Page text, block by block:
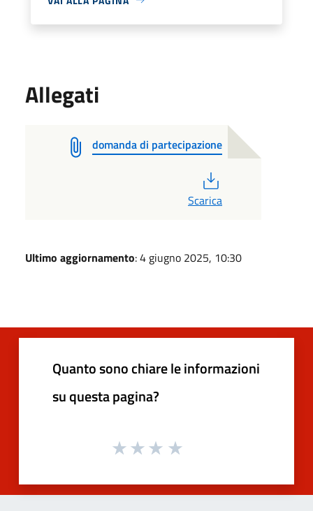
Allegati
domanda di partecipazione
Scarica
Ultimo aggiornamento: 4 giugno 2025, 10:30
Quanto sono chiare le informazioni
su questa pagina?